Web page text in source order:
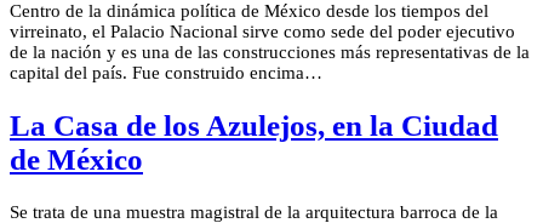
Centro de la dinámica política de México desde los tiempos del
virreinato, el Palacio Nacional sirve como sede del poder ejecutivo
de la nación y es una de las construcciones más representativas de la
capital del país. Fue construido encima…
La Casa de los Azulejos, en la Ciudad
de México
Se trata de una muestra magistral de la arquitectura barroca de la